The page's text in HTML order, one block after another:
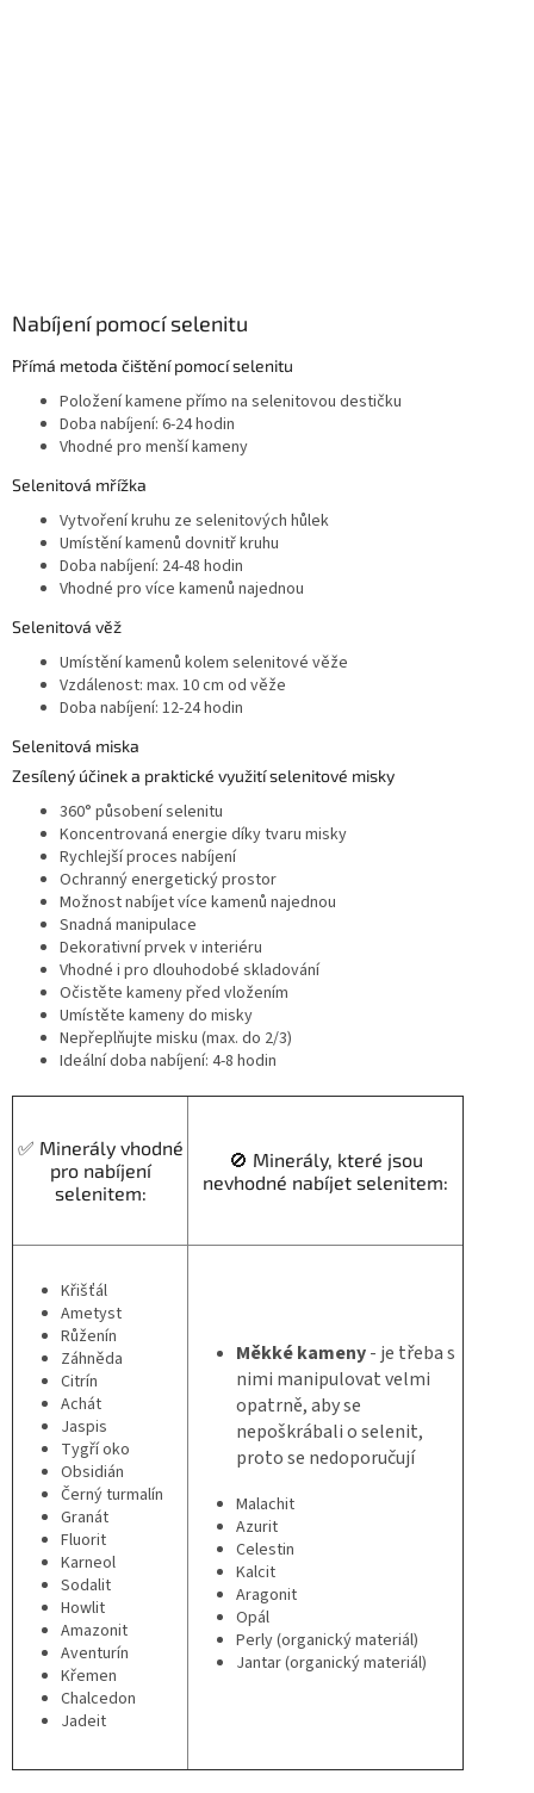
Nabíjení pomocí selenitu
Přímá metoda čištění pomocí selenitu
Položení kamene přímo na selenitovou destičku
Doba nabíjení: 6-24 hodin
Vhodné pro menší kameny
Selenitová mřížka
Vytvoření kruhu ze selenitových hůlek
Umístění kamenů dovnitř kruhu
Doba nabíjení: 24-48 hodin
Vhodné pro více kamenů najednou
Selenitová věž
Umístění kamenů kolem selenitové věže
Vzdálenost: max. 10 cm od věže
Doba nabíjení: 12-24 hodin
Selenitová miska
Zesílený účinek a praktické využití selenitové misky
360° působení selenitu
Koncentrovaná energie díky tvaru misky
Rychlejší proces nabíjení
Ochranný energetický prostor
Možnost nabíjet více kamenů najednou
Snadná manipulace
Dekorativní prvek v interiéru
Vhodné i pro dlouhodobé skladování
Očistěte kameny před vložením
Umístěte kameny do misky
Nepřeplňujte misku (max. do 2/3)
Ideální doba nabíjení: 4-8 hodin
✅ Minerály vhodné
pro nabíjení
selenitem:
🚫 Minerály, které jsou
nevhodné nabíjet selenitem:
Křišťál
Ametyst
Růženín
Záhněda
Citrín
Achát
Jaspis
Tygří oko
Obsidián
Černý turmalín
Granát
Fluorit
Karneol
Sodalit
Howlit
Amazonit
Aventurín
Křemen
Chalcedon
Jadeit
Měkké kameny- je třeba s
nimi manipulovat velmi
opatrně, aby se
nepoškrábali o selenit,
proto se nedoporučují
Malachit
Azurit
Celestin
Kalcit
Aragonit
Opál
Perly (organický materiál)
Jantar (organický materiál)